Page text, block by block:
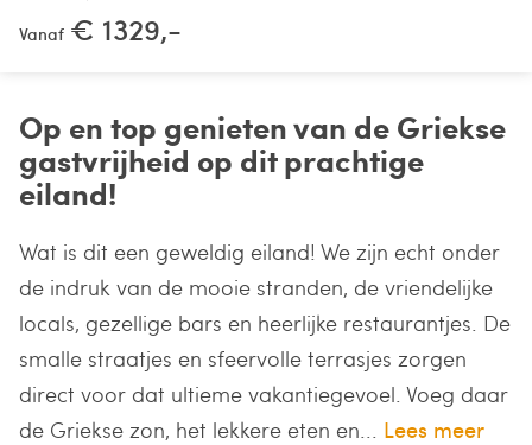
Vanaf € 1329,-
Op en top genieten van de Griekse
gastvrijheid op dit prachtige
eiland!
Wat is dit een geweldig eiland! We zijn echt onder
de indruk van de mooie stranden, de vriendelijke
locals, gezellige bars en heerlijke restaurantjes. De
smalle straatjes en sfeervolle terrasjes zorgen
direct voor dat ultieme vakantiegevoel. Voeg daar
de Griekse zon, het lekkere eten en... Lees meer